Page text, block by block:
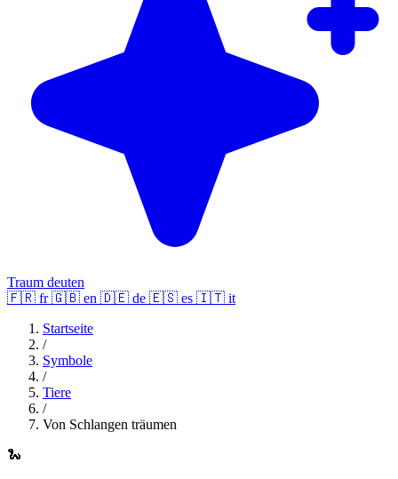
Traum deuten
🇫🇷 fr 🇬🇧 en 🇩🇪 de 🇪🇸 es 🇮🇹 it
Startseite
/
Symbole
/
Tiere
/
Von Schlangen träumen
🐍